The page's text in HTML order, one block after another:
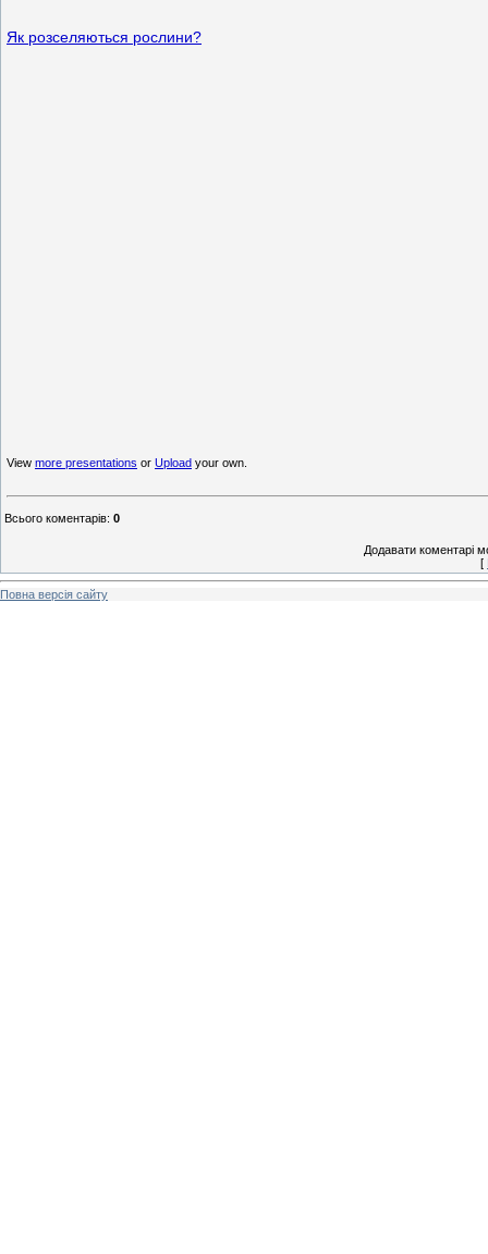
Як розселяються рослини?
View more presentations or Upload your own.
Всього коментарів: 0
Додавати коментарі
[
Повна версія сайту